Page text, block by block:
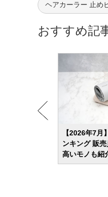
ヘアカーラー 止め
おすすめ記
【2026年7月
ンキング 販
高いモノも紹